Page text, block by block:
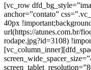
[vc_row
anchor=”contato”
40px
url(https://atunes.com.br/
rodape.jpg?id=3108)